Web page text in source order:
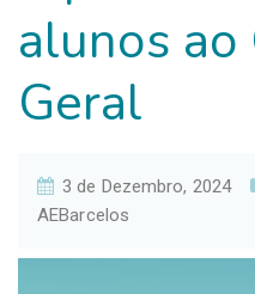
alunos ao
Geral
3 de Dezembro, 2024
AEBarcelos